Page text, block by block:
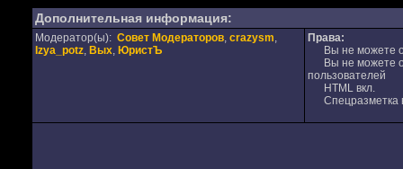
Дополнительная информация:
Модератор(ы): Совет Модераторов, crazysm,
Izya_potz, Вых, ЮристЪ
Права:
Вы не можете
Вы не можете
пользователей
HTML вкл.
Спецразметка